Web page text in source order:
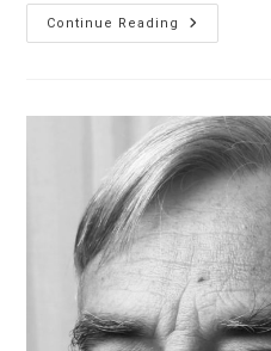
Continue Reading
According
With
Of
The
“Monsanto
Papers”
The
Argentine
Branch
Of
Monsanto
Also
Knew
That
Roundup
Is